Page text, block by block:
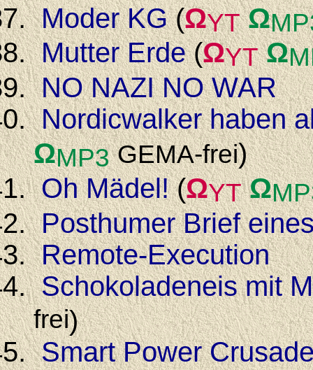
Moder KG(ΩYT Ω
Mutter Erde(ΩYT Ω
NO NAZI NO WAR
Nordicwalker haben
ΩMP3 GEMA-frei)
Oh Mädel!(ΩYT Ω
Posthumer Brief
Remote-Execution
Schokoladeneis mit
frei)
Smart Power